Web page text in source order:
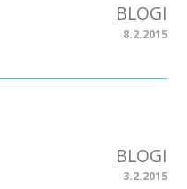
BLOGI
8.2.2015
BLOGI
3.2.2015